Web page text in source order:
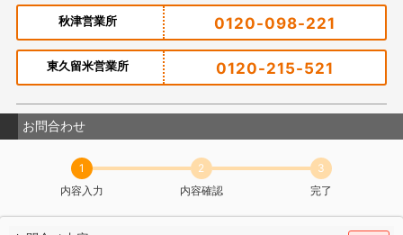
秋津営業所 0120-098-221
東久留米営業所 0120-215-521
お問合わせ
1
内容入力
2
内容確認
3
完了